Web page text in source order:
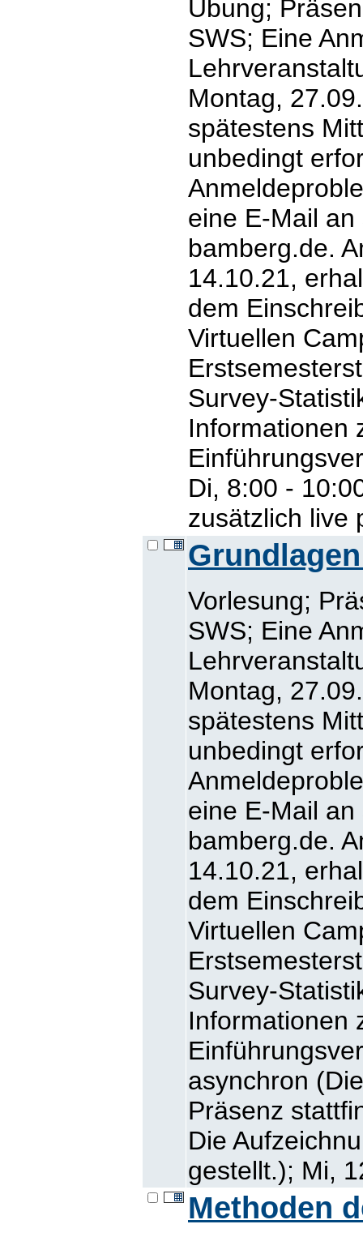
Übung;
SWS; Eine
Montag,
spätestens
unbedingt
eine E-Mail
bamberg.de.
14.10.21,
dem
Virtuellen
Survey-
Informationen
Di, 8:00 -
zusätzlich live
Vorlesung;
SWS; Eine
Montag,
spätestens
unbedingt
eine E-Mail
bamberg.de.
14.10.21,
dem
Virtuellen
Survey-
Informationen
asynchron
Präsenz
Die
gestellt.); Mi,
Methoden